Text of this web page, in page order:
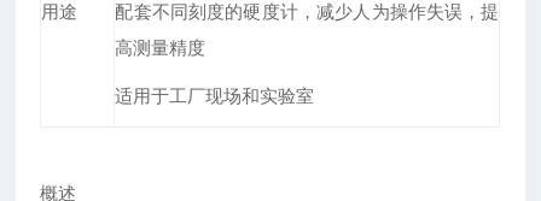
用途
配套不同刻度的硬度计，减少人为操作失误，提
高测量精度
适用于工厂现场和实验室
概述